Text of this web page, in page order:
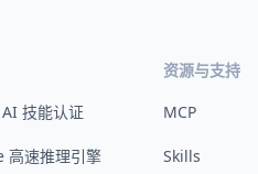
技能认证
高速推理引擎
资源与支持
MCP
Skills